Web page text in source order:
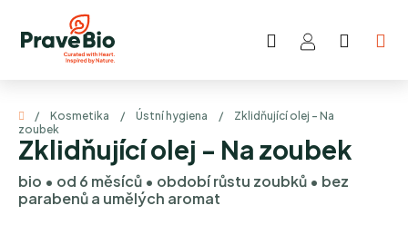
obsah
Hledat
Domů
/ Kosmetika / Ústní hygiena /
Zklidňující olej - Na
zoubek
Zklidňující olej - Na zoubek
bio • od 6 měsíců • období růstu zoubků • bez
parabenů a umělých aromat